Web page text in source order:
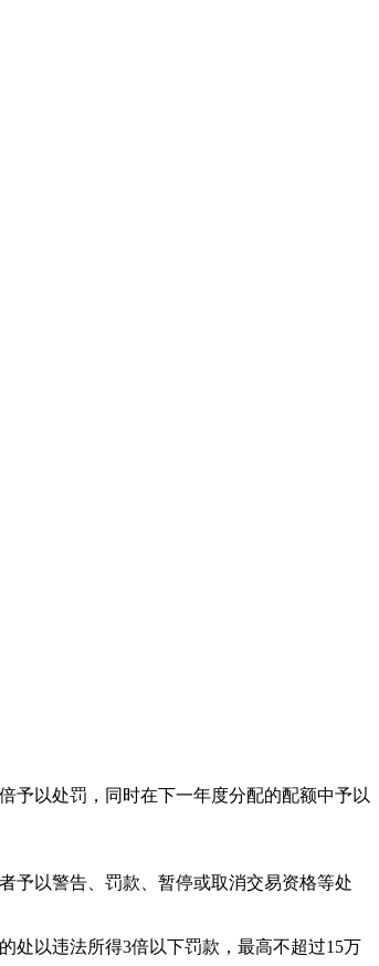
予以处罚，同时在下一年度分配的配额中予以
予以警告、罚款、暂停或取消交易资格等处
处以违法所得3倍以下罚款，最高不超过15万